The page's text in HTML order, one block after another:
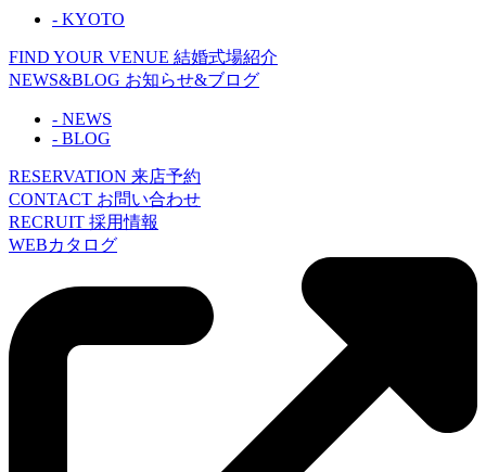
- KYOTO
FIND YOUR VENUE 結婚式場紹介
NEWS&BLOG お知らせ&ブログ
- NEWS
- BLOG
RESERVATION 来店予約
CONTACT お問い合わせ
RECRUIT 採用情報
WEBカタログ